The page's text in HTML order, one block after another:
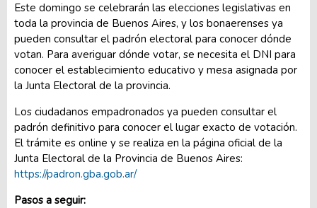
Este domingo se celebrarán las elecciones legislativas en
toda la provincia de Buenos Aires, y los bonaerenses ya
pueden consultar el padrón electoral para conocer dónde
votan. Para averiguar dónde votar, se necesita el DNI para
conocer el establecimiento educativo y mesa asignada por
la Junta Electoral de la provincia.
Los ciudadanos empadronados ya pueden consultar el
padrón definitivo para conocer el lugar exacto de votación.
El trámite es online y se realiza en la página oficial de la
Junta Electoral de la Provincia de Buenos Aires:
https://padron.gba.gob.ar/
Pasos a seguir: